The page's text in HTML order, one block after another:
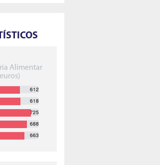
Alimentar
612
618
725
688
663